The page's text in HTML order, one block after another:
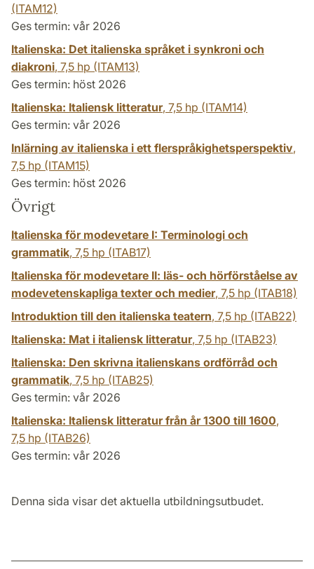
(ITAM12)
Ges termin: vår 2026
Italienska: Det italienska språket i synkroni och
diakroni, 7,5 hp (ITAM13)
Ges termin: höst 2026
Italienska: Italiensk litteratur, 7,5 hp (ITAM14)
Ges termin: vår 2026
Inlärning av italienska i ett flerspråkighetsperspektiv,
7,5 hp (ITAM15)
Ges termin: höst 2026
Övrigt
Italienska för modevetare I: Terminologi och
grammatik, 7,5 hp (ITAB17)
Italienska för modevetare II: läs- och hörförståelse av
modevetenskapliga texter och medier, 7,5 hp (ITAB18)
Introduktion till den italienska teatern, 7,5 hp (ITAB22)
Italienska: Mat i italiensk litteratur, 7,5 hp (ITAB23)
Italienska: Den skrivna italienskans ordförråd och
grammatik, 7,5 hp (ITAB25)
Ges termin: vår 2026
Italienska: Italiensk litteratur från år 1300 till 1600,
7,5 hp (ITAB26)
Ges termin: vår 2026
Denna sida visar det aktuella utbildningsutbudet.